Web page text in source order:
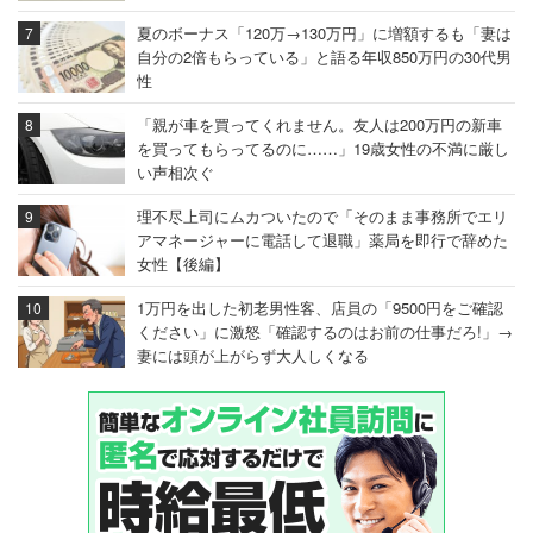
夏のボーナス「120万→130万円」に増額するも「妻は
自分の2倍もらっている」と語る年収850万円の30代男
性
「親が車を買ってくれません。友人は200万円の新車
を買ってもらってるのに……」19歳女性の不満に厳し
い声相次ぐ
理不尽上司にムカついたので「そのまま事務所でエリ
アマネージャーに電話して退職」薬局を即行で辞めた
女性【後編】
1万円を出した初老男性客、店員の「9500円をご確認
ください」に激怒「確認するのはお前の仕事だろ!」→
妻には頭が上がらず大人しくなる